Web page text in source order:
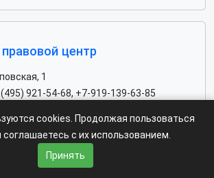
центр
1
921-54-68, +7-919-139-63-85
c 09:00-19:00, Пт: c 09:00-19:00, Сб:
выходной
cookies. Продолжая пользоваться
с их использованием.
Принять